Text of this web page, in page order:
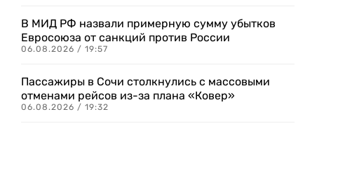
В МИД РФ назвали примерную сумму убытков
Евросоюза от санкций против России
06.08.2026 / 19:57
Пассажиры в Сочи столкнулись с массовыми
отменами рейсов из-за плана «Ковер»
06.08.2026 / 19:32